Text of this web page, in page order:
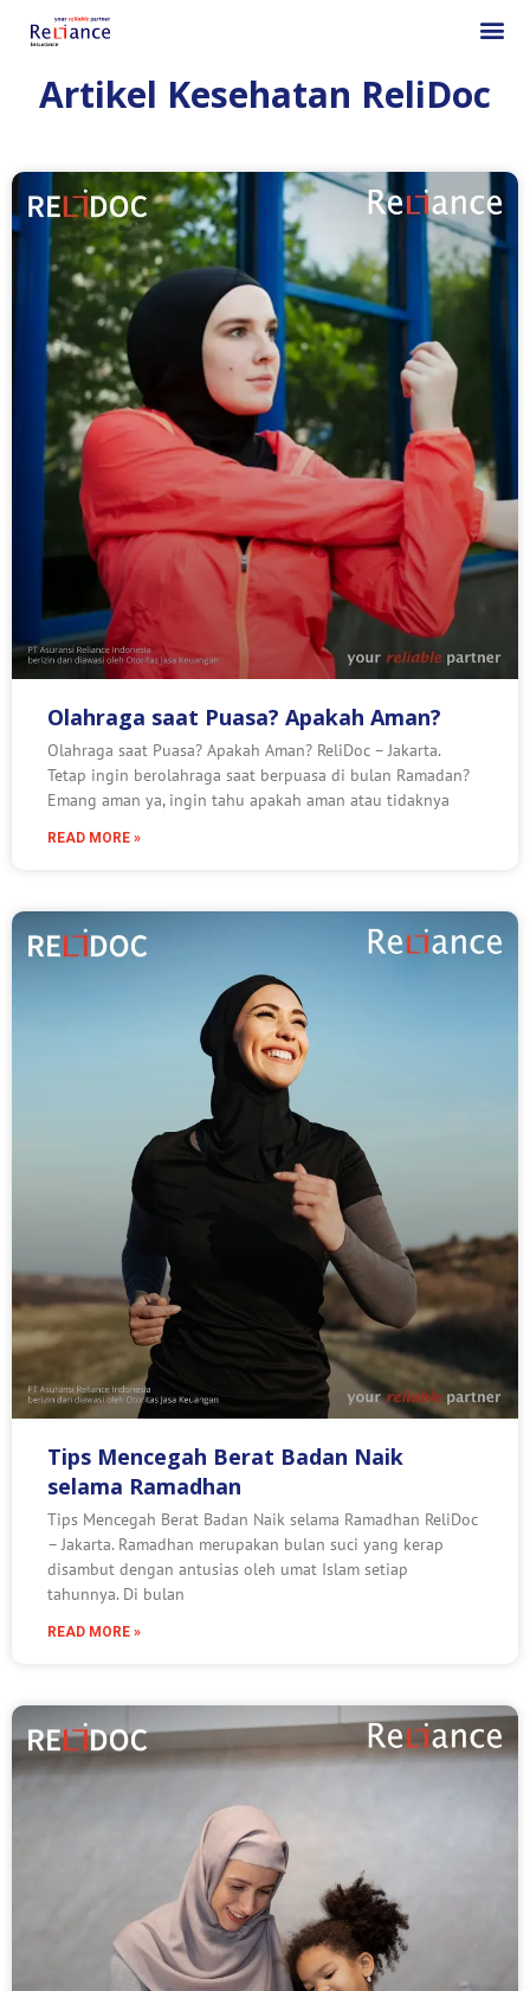
Artikel Kesehatan ReliDoc
Olahraga saat Puasa? Apakah Aman?
Olahraga saat Puasa? Apakah Aman? ReliDoc – Jakarta.
Tetap ingin berolahraga saat berpuasa di bulan Ramadan?
Emang aman ya, ingin tahu apakah aman atau tidaknya
READ MORE »
Tips Mencegah Berat Badan Naik
selama Ramadhan
Tips Mencegah Berat Badan Naik selama Ramadhan ReliDoc
– Jakarta. Ramadhan merupakan bulan suci yang kerap
disambut dengan antusias oleh umat Islam setiap
tahunnya. Di bulan
READ MORE »